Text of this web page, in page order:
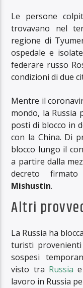
Le persone
trovavano nel
regione di
ospedale e
federare russo
condizioni di due
Mentre il
mondo, la Russia
posti di blocco in
con la China. Di
blocco lungo il
a partire dalla
decreto
Mishustin.
Altri
La Russia ha
turisti
sospesi
visto tra Russia
lavoro in Russia